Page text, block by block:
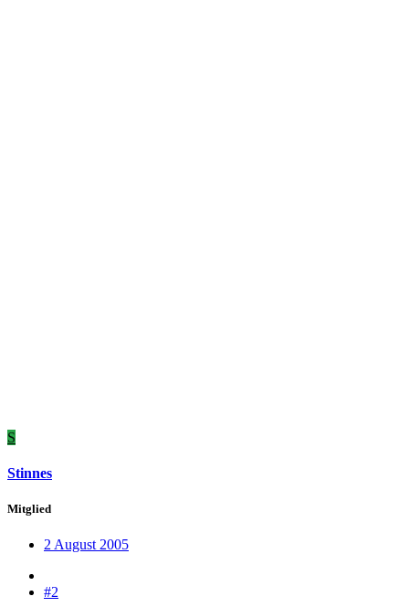
S
Stinnes
Mitglied
2 August 2005
#2